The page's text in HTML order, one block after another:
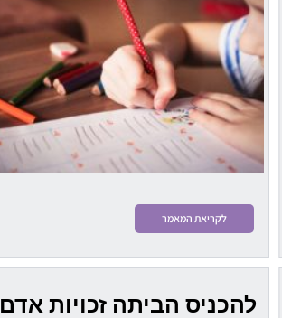
לקריאת המאמר
להכניס הביתה זכויות אדם